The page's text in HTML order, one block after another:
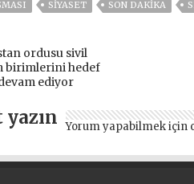
SİYASET SON DAKIKA
ordusu sivil
birimlerini hedef
ediyor
yazın Yorum yapabilmek için